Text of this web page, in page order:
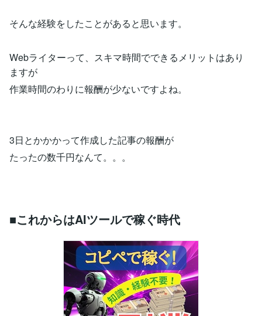
そんな経験をしたことがあると思います。
Webライターって、スキマ時間でできるメリットはあり
ますが
作業時間のわりに報酬が少ないですよね。
3日とかかかって作成した記事の報酬が
たったの数千円なんて。。。
■これからはAIツールで稼ぐ時代